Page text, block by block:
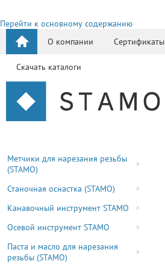
Перейти к основному содержанию
О компании
Сертификаты
Скачать каталоги
Метчики для нарезания резьбы
(STAMO)
Станочная оснастка (STAMO)
Канавочный инструмент STAMO
Осевой инструмент STAMO
Паста и масло для нарезания
резьбы (STAMO)